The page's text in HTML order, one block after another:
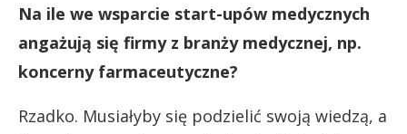
Na ile we wsparcie start-upów medycznych
angażują się firmy z branży medycznej, np.
koncerny farmaceutyczne?
Rzadko. Musiałyby się podzielić swoją wiedzą, a